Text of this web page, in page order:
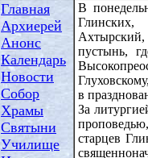
Главная
Архиерей
Анонс
Календарь
Новости
Собор
Храмы
Святыни
Училище
В
пустынь,
в
За
старцев